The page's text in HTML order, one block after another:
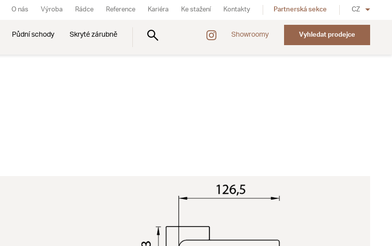
Půdní schody Skryté zárubně Showroomy Vyhledat prodejce
O nás Výroba Rádce Reference Kariéra Ke stažení Kontakty Partnerská sekce CZ